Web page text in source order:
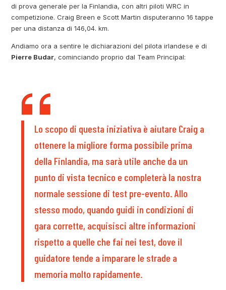
di prova generale per la Finlandia, con altri piloti WRC in
competizione. Craig Breen e Scott Martin disputeranno 16 tappe
per una distanza di 146,04. km.
Andiamo ora a sentire le dichiarazioni del pilota irlandese e di
Pierre Budar, cominciando proprio dal Team Principal:
Lo scopo di questa iniziativa è aiutare Craig a
ottenere la migliore forma possibile prima
della Finlandia, ma sarà utile anche da un
punto di vista tecnico e completerà la nostra
normale sessione di test pre-evento. Allo
stesso modo, quando guidi in condizioni di
gara corrette, acquisisci altre informazioni
rispetto a quelle che fai nei test, dove il
guidatore tende a imparare le strade a
memoria molto rapidamente.